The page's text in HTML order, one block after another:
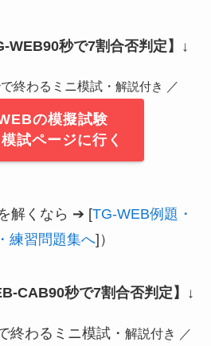
WEB90秒で7割合否判定】 ↓
終わるミニ模試・ 解説付き ／
の模擬試験
試ページに行く
解くなら ➔ [TG-WEB例題・
練習問題集へ]）
CAB90秒で7割合否判定】 ↓
終わるミニ模試・ 解説付き ／